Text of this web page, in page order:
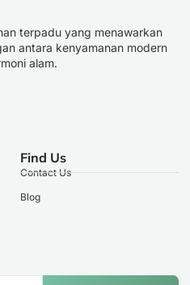
terpadu yang menawarkan
antara kenyamanan modern
alam.
Find Us
Contact Us
Blog